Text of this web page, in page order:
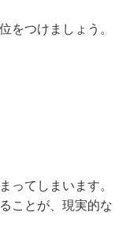
をつけましょう。
ってしまいます。
ことが、現実的な